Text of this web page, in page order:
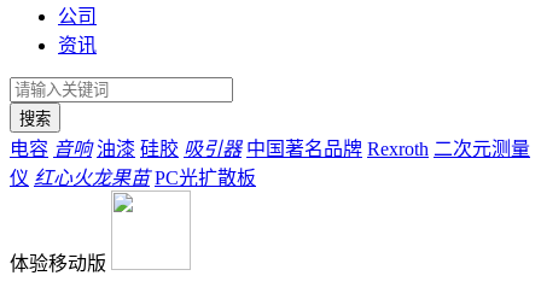
公司
资讯
电容 音响 油漆 硅胶 吸引器 中国著名品牌 Rexroth 二次元测量
仪 红心火龙果苗 PC光扩散板
体验移动版